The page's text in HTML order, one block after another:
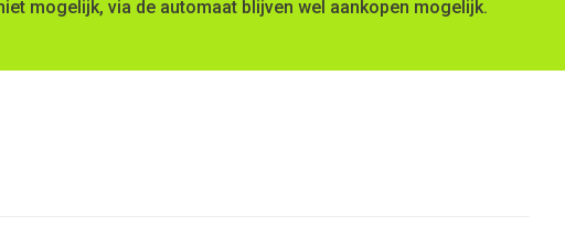
mogelijk, via de automaat blijven wel aankopen mogelijk.